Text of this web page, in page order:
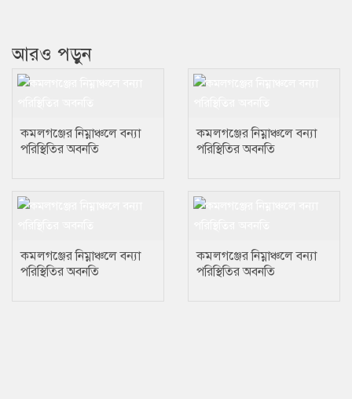
আরও পড়ুন
কমলগঞ্জের নিম্নাঞ্চলে বন্যা
পরিস্থিতির অবনতি
কমলগঞ্জের নিম্নাঞ্চলে বন্যা
পরিস্থিতির অবনতি
কমলগঞ্জের নিম্নাঞ্চলে বন্যা
পরিস্থিতির অবনতি
কমলগঞ্জের নিম্নাঞ্চলে বন্যা
পরিস্থিতির অবনতি